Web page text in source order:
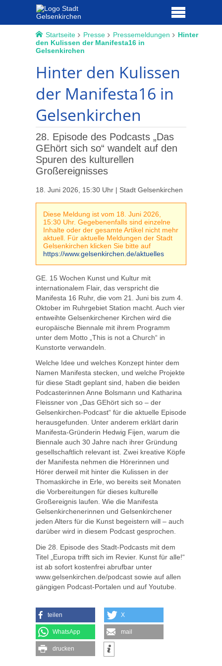
Startseite Presse Pressemeldungen
Hinter
den Kulissen der Manifesta16 in
Gelsenkirchen
Hinter den Kulissen
der Manifesta16 in
Gelsenkirchen
28. Episode des Podcasts „Das
GEhört sich so“ wandelt auf den
Spuren des kulturellen
Großereignisses
18. Juni 2026, 15:30 Uhr | Stadt Gelsenkirchen
Diese Meldung ist vom 18. Juni 2026,
15:30 Uhr. Gegebenenfalls sind einzelne
Inhalte oder der gesamte Artikel nicht mehr
aktuell. Für aktuelle Meldungen der Stadt
Gelsenkirchen klicken Sie bitte auf
https://www.gelsenkirchen.de/aktuelles
GE. 15 Wochen Kunst und Kultur mit
internationalem Flair, das verspricht die
Manifesta 16 Ruhr, die vom 21. Juni bis zum 4.
Oktober im Ruhrgebiet Station macht. Auch vier
entweihte Gelsenkirchener Kirchen wird die
europäische Biennale mit ihrem Programm
unter dem Motto „This is not a Church“ in
Kunstorte verwandeln.
Welche Idee und welches Konzept hinter dem
Namen Manifesta stecken, und welche Projekte
für diese Stadt geplant sind, haben die beiden
Podcasterinnen Anne Bolsmann und Katharina
Fleissner von „Das GEhört sich so – der
Gelsenkirchen-Podcast“ für die aktuelle Episode
herausgefunden. Unter anderem erklärt darin
Manifesta-Gründerin Hedwig Fijen, warum die
Biennale auch 30 Jahre nach ihrer Gründung
gesellschaftlich relevant ist. Zwei kreative Köpfe
der Manifesta nehmen die Hörerinnen und
Hörer derweil mit hinter die Kulissen in der
Thomaskirche in Erle, wo bereits seit Monaten
die Vorbereitungen für dieses kulturelle
Großereignis laufen. Wie die Manifesta
Gelsenkirchenerinnen und Gelsenkirchener
jeden Alters für die Kunst begeistern will – auch
darüber wird in diesem Podcast gesprochen.
Die 28. Episode des Stadt-Podcasts mit dem
Titel „Europa trifft sich im Revier. Kunst für alle!“
ist ab sofort kostenfrei abrufbar unter
www.gelsenkirchen.de/podcast sowie auf allen
gängigen Podcast-Portalen und auf Youtube.
teilen X
WhatsApp mail
drucken